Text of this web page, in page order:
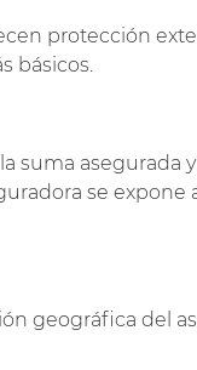
protección
básicos.
suma asegurada
se
geográfica del